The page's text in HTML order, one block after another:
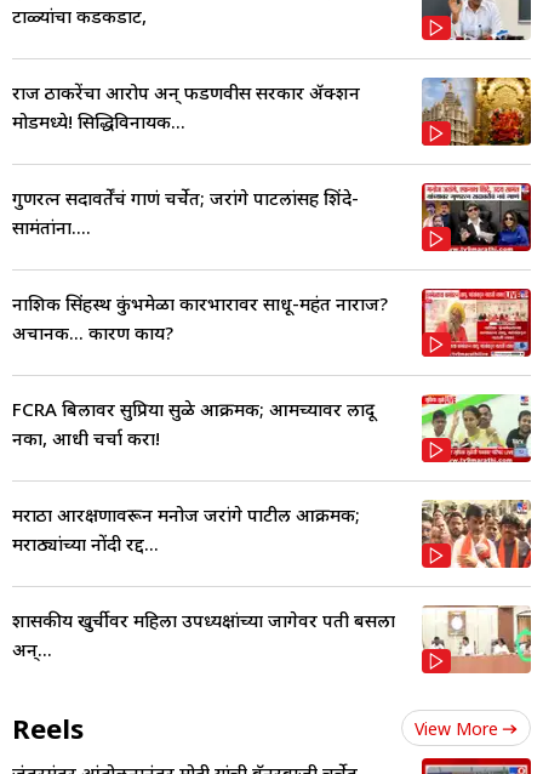
टाळ्यांचा कडकडाट,
राज ठाकरेंचा आरोप अन् फडणवीस सरकार ॲक्शन
मोडमध्ये! सिद्धिविनायक...
गुणरत्न सदावर्तेंचं गाणं चर्चेत; जरांगे पाटलांसह शिंदे-
सामंतांना....
नाशिक सिंहस्थ कुंभमेळा कारभारावर साधू-महंत नाराज?
अचानक... कारण काय?
FCRA बिलावर सुप्रिया सुळे आक्रमक; आमच्यावर लादू
नका, आधी चर्चा करा!
मराठा आरक्षणावरून मनोज जरांगे पाटील आक्रमक;
मराठ्यांच्या नोंदी रद्द...
शासकीय खुर्चीवर महिला उपध्यक्षांच्या जागेवर पती बसला
अन्...
Reels View More